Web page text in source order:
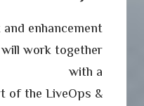
enhancement
work together
with a
of the LiveOps &